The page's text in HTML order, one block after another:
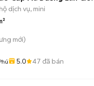
dịch vụ, mini
mới)
5.0 47 đã bán